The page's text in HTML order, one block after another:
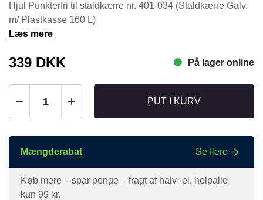
Hjul Punkterfri til staldkærre nr. 401-034 (Staldkærre Galv.
m/ Plastkasse 160 L)
Læs mere
339 DKK På lager online
PUT I KURV
Mængderabat Se flere
Køb mere – spar penge – fragt af halv- el. helpalle
kun 99 kr.